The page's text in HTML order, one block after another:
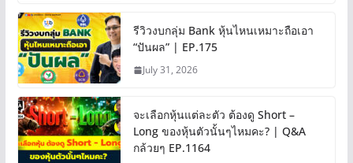
รีวิวงบกลุ่ม Bank หุ้นไหนเหมาะถือเอา
“ปันผล” | EP.175
July 31, 2026
จะเลือกหุ้นแต่ละตัว ต้องดู Short –
Long ของหุ้นตัวนั้นๆไหมคะ? | Q&A
กล้วยๆ EP.1164